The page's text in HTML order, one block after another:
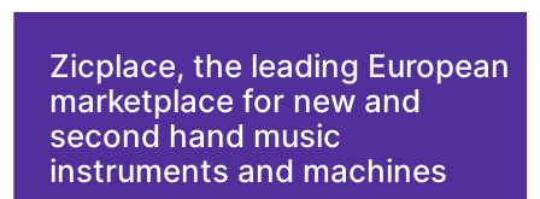
Zicplace, the leading European
marketplace for new and
second hand music
instruments and machines